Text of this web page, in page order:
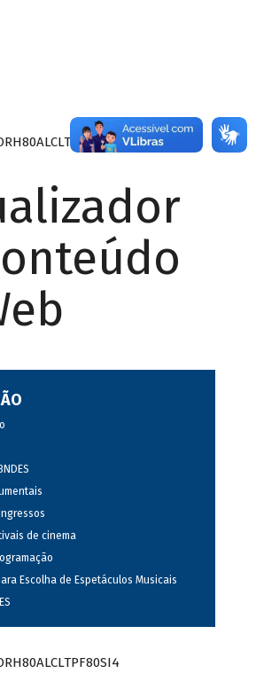
de cinema
Escolha de Espetáculos Musicais